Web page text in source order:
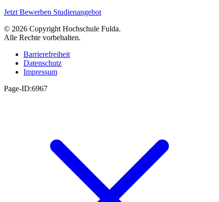
Jetzt Bewerben Studienangebot
© 2026 Copyright Hochschule Fulda.
Alle Rechte vorbehalten.
Barrierefreiheit
Datenschutz
Impressum
Page-ID:6967